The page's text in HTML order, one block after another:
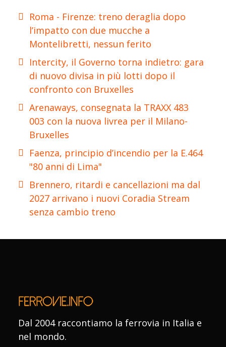
Roma - Firenze: treno deraglia dopo
l’impatto con due mucche a
Montelibretti, nessun ferito
Intercity, il Governo torna indietro: gara
di nuovo divisa in più lotti dopo il
confronto con Bruxelles
Arenaways, consegnata la TRAXX 483
003 con la nuova livrea per il Milano-
Bruxelles
Faenza, principio d’incendio per la E.464
"80 anni di Lima"
Brennero, ritardi e cancellazioni ma dal
2027 arrivano i nuovi Coradia Stream
senza cambio treno
Dal 2004 raccontiamo la ferrovia in Italia e
nel mondo.